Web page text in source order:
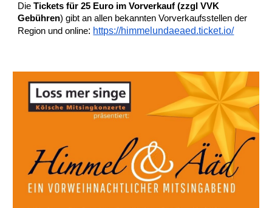
DieTickets für 25 Euro im Vorverkauf (zzgl VVK
Gebühren) gibt an allen bekannten Vorverkaufsstellen der
Region und online: https://himmelundaeaed.ticket.io/